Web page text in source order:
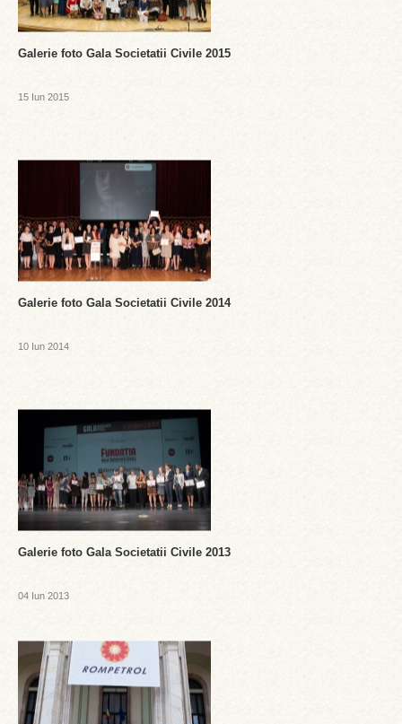
Galerie foto Gala Societatii Civile 2015
15 Iun 2015
Galerie foto Gala Societatii Civile 2014
10 Iun 2014
Galerie foto Gala Societatii Civile 2013
04 Iun 2013